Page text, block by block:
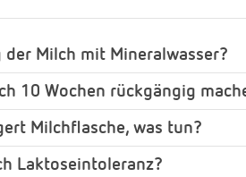
Milch mit Mineralwasser?
10 Wochen rückgängig
Milchflasche, was tun?
Laktoseintoleranz?